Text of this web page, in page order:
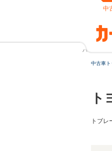
中
ハリアー
中古車ト
ト
トブレ